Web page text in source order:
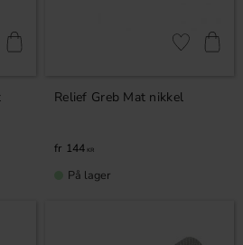
som favorit
Relief Greb Mat nikkel
144 KR
Gem som
På lager